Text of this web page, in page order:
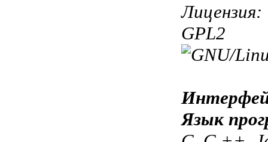
Лицензия:
GPL2
Язык